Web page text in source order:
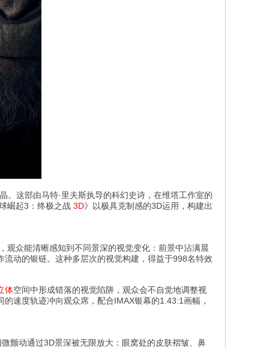
。这部由马特·里夫斯执导的科幻史诗，在维塔工作室的
崛起3：终极之战 3D》以极具克制感的3D运用，构建出
观众能清晰感知到不同景深的视觉变化：前景中沾满晨
动的银链。这种多层次的视觉构建，得益于998名特效
体空间中形成错落的视觉陷阱，观众会不自觉地调整视
速度轨迹冲向观众席，配合IMAX银幕的1.43:1画幅，
颤动通过3D景深被无限放大：眼窝处的皮肤褶皱、鼻